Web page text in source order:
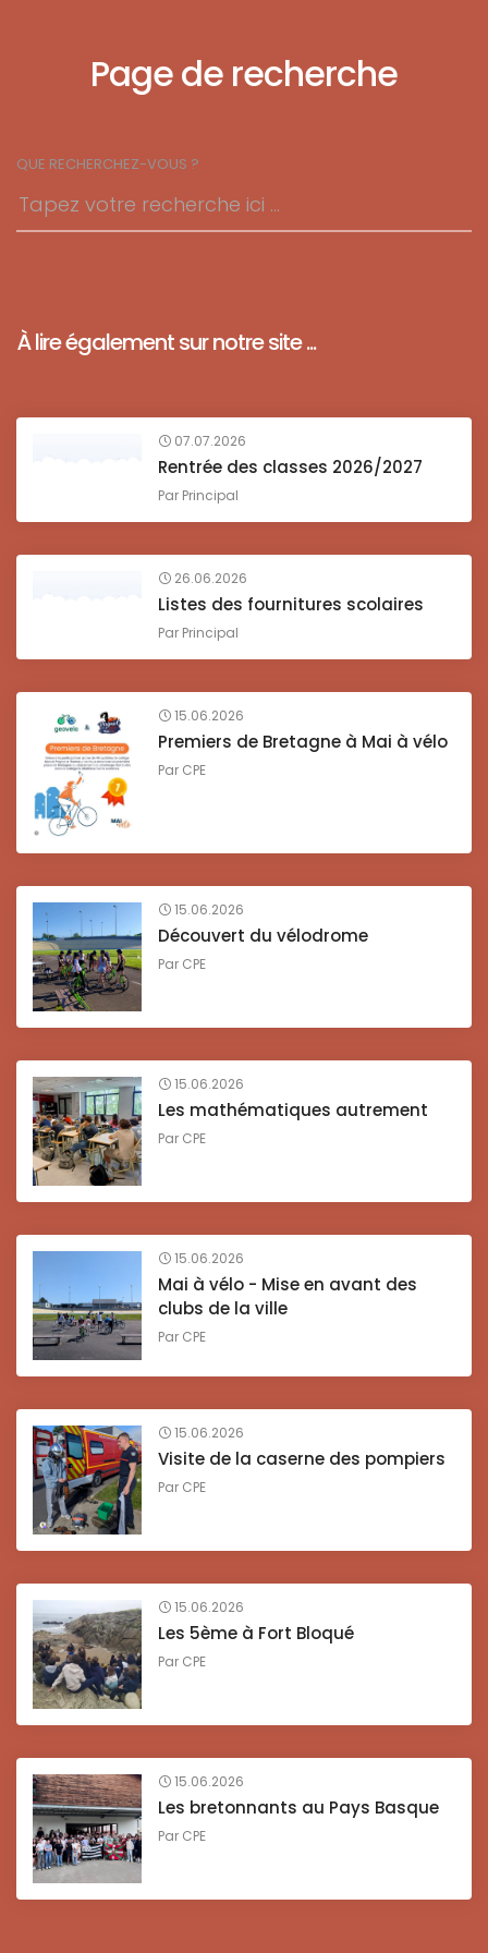
Page de recherche
QUE RECHERCHEZ-VOUS ?
À lire également sur notre site ...
07.07.2026
Rentrée des classes 2026/2027
Par Principal
26.06.2026
Listes des fournitures scolaires
Par Principal
15.06.2026
Premiers de Bretagne à Mai à vélo
Par CPE
15.06.2026
Découvert du vélodrome
Par CPE
15.06.2026
Les mathématiques autrement
Par CPE
15.06.2026
Mai à vélo - Mise en avant des
clubs de la ville
Par CPE
15.06.2026
Visite de la caserne des pompiers
Par CPE
15.06.2026
Les 5ème à Fort Bloqué
Par CPE
15.06.2026
Les bretonnants au Pays Basque
Par CPE